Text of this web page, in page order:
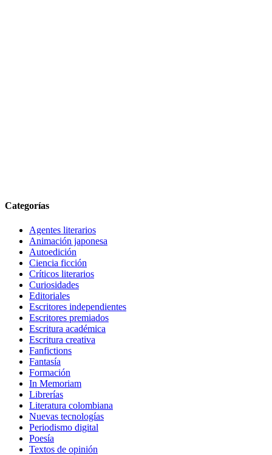
Categorías
Agentes literarios
Animación japonesa
Autoedición
Ciencia ficción
Críticos literarios
Curiosidades
Editoriales
Escritores independientes
Escritores premiados
Escritura académica
Escritura creativa
Fanfictions
Fantasía
Formación
In Memoriam
Librerías
Literatura colombiana
Nuevas tecnologías
Periodismo digital
Poesía
Textos de opinión